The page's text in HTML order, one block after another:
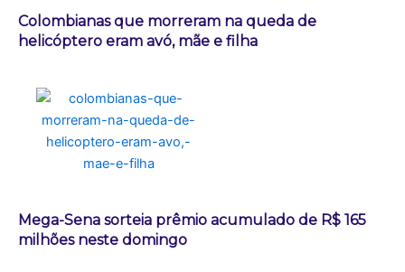
Colombianas que morreram na queda de
helicóptero eram avó, mãe e filha
Mega-Sena sorteia prêmio acumulado de R$ 165
milhões neste domingo